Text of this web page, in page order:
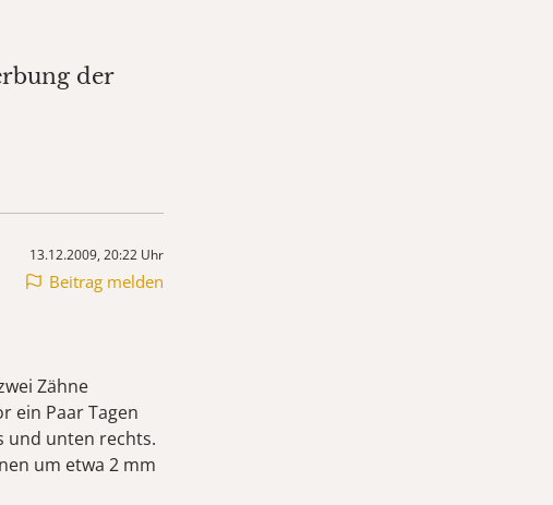
der
13.12.2009, 20:22 Uhr
Beitrag melden
Zähne
ein Paar Tagen
und unten rechts.
um etwa 2 mm